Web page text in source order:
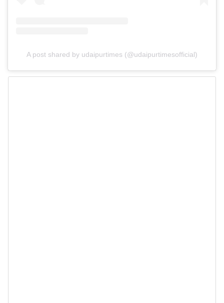
A post shared by udaipurtimes (@udaipurtimesofficial)